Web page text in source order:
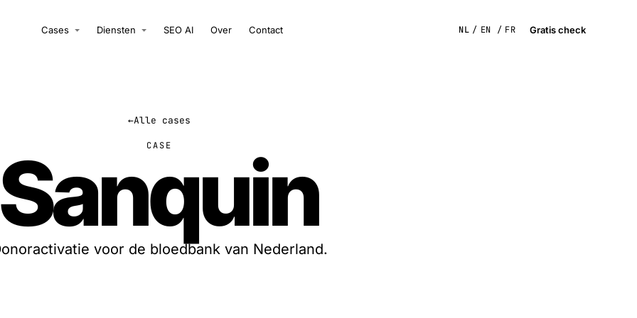
Cases Diensten SEO AI Over Contact NL EN FR Gratis check
←Alle cases
CASE
voor de bloedbank van Nederland.